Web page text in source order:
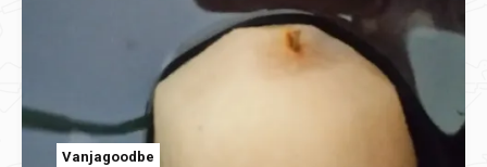
Vanjagoodbe